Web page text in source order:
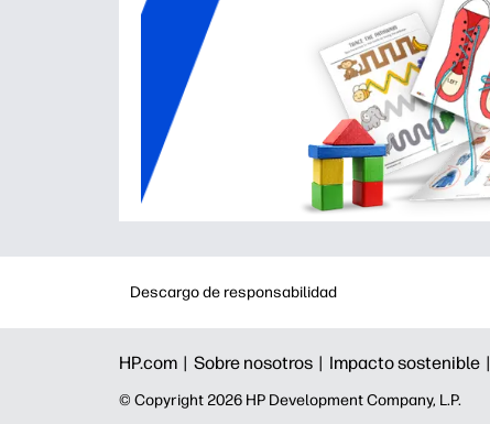
Descargo de responsabilidad
HP.com | Sobre nosotros | Impacto sostenible |
©️ Copyright 2026 HP Development Company, L.P.